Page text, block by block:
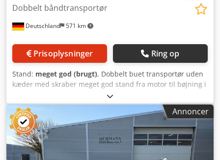
Deutschland 571 km
Dobbelt båndtransportør
Prisoplysninger Ring op
Stand: meget god (brugt), Dobbelt buet transportør uden
kæder med skraber meget god stand fra motor til bøjning i
toppen: 2,5 m fra bøjning til udløb: 2,5 m motor: 7,5 kW
Crjdefvvh Iopfx Ah Asf Se også mine andre annoncer. Jeg
ser frem til din henvendelse.
Annoncer